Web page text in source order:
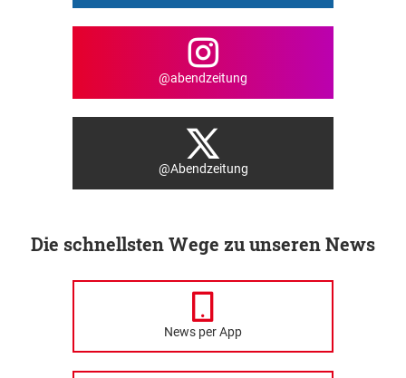
@abendzeitung
@Abendzeitung
Die schnellsten Wege zu unseren News
News per App